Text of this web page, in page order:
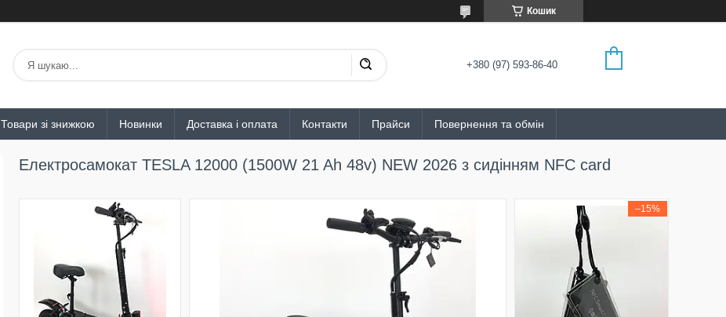
Кошик
+380 (97) 593-86-40
Товари зі знижкою Новинки Доставка і оплата Контакти Прайси Повернення та обмін
Електросамокат TESLA 12000 (1500W 21 Ah 48v) NEW 2026 з сидінням NFC card
–15%